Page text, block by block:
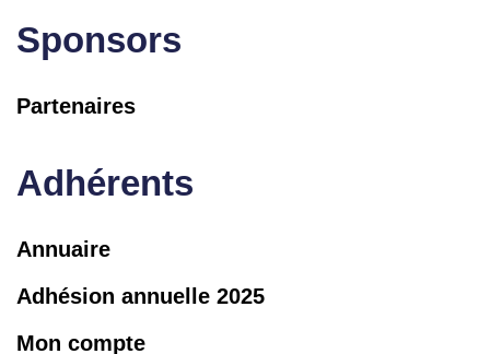
Sponsors
Partenaires
Adhérents
Annuaire
Adhésion annuelle 2025
Mon compte